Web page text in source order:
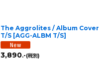
The Aggrolites / Album Cover
T/S [AGG-ALBM T/S]
3,890.-(税別)